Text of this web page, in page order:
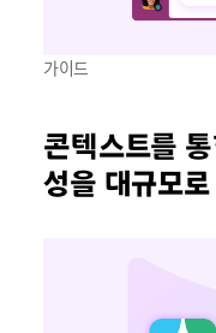
가이드
콘텍스트를
성을 대규모